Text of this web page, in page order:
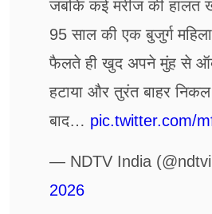
जबकि कई मरीज की हालत
95 साल की एक बुजुर्ग
फैलते ही खुद अपने मुंह से
हटाया और तुरंत बाहर
बाद… pic.twitter.com/
— NDTV India
2026